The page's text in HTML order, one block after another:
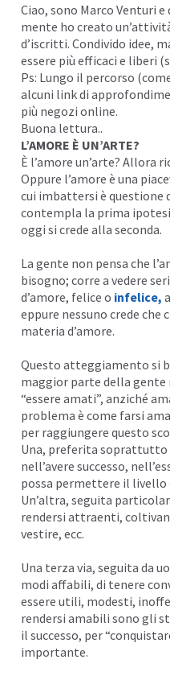
Ciao, sono Marco Venturi e
mente ho creato
d’iscritti. Condivido idee,
essere più efficaci e liberi
Ps: Lungo il percorso
alcuni link di
più negozi online.
Buona lettura..
L’AMORE È UN’ARTE?
È l’amore un’arte? Allora
Oppure l’amore è una
cui imbattersi è questione
contempla la prima
oggi si crede alla seconda.
La gente non pensa che
bisogno; corre a vedere
d’amore, felice o infelice,
eppure nessuno crede che
materia d’amore.
Questo atteggiamento si
maggior parte della
“essere amati”, anziché
problema è come farsi
per raggiungere questo
Una, preferita soprattutto
nell’avere successo,
possa permettere il livello
Un’altra, seguita
rendersi attraenti,
vestire, ecc.
Una terza via, seguita da
modi affabili, di tenere
essere utili, modesti,
rendersi amabili sono gli
il successo, per
importante.